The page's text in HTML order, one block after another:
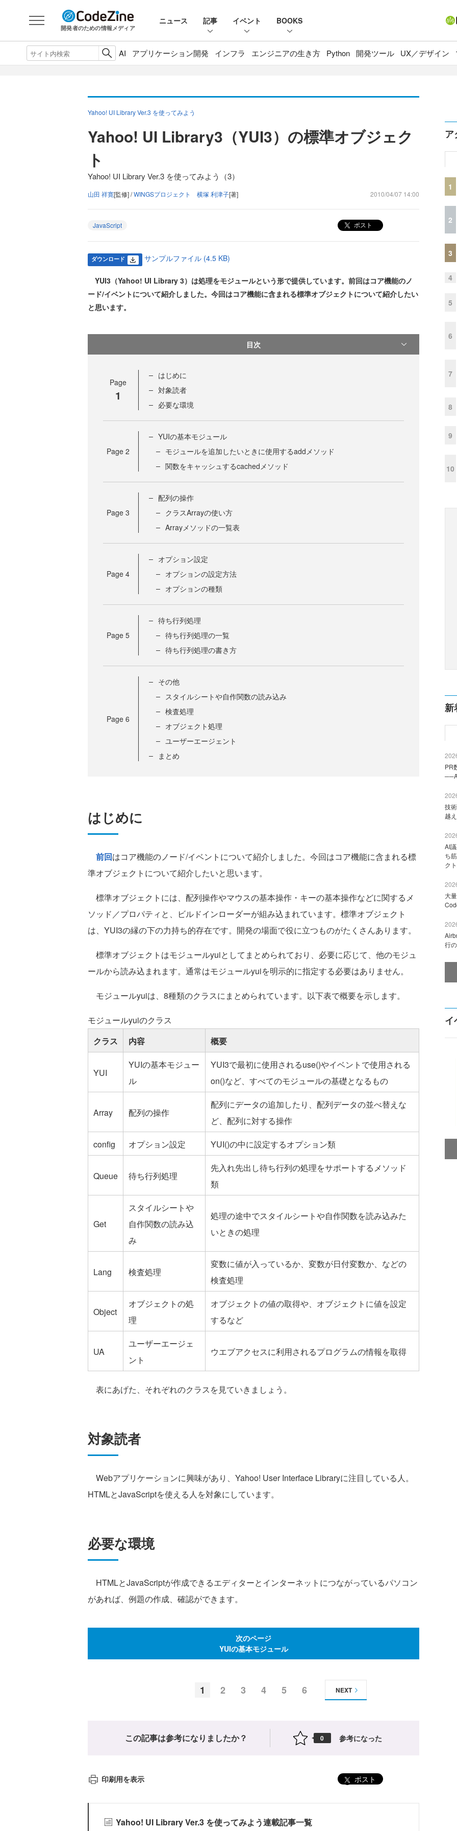
開発者のための情報メディア
ニュース 記事 イベント BOOKS
AI アプリケーション開発 インフラ エンジニアの生き方 Python 開発ツール UX／デザイン
Yahoo! UI Library Ver.3 を使ってみよう
Yahoo! UI Library3（YUI3）の標準オブジェク
ト
Yahoo! UI Library Ver.3 を使ってみよう（3）
山田 祥寛[監修] /WINGSプロジェクト 横塚 利津子[著] 2010/04/07 14:00
JavaScript ポスト
ダウンロード サンプルファイル (4.5 KB)
YUI3（Yahoo! UI Library 3）は処理をモジュールという形で提供しています。前回はコア機能のノ
ード/イベントについて紹介しました。今回はコア機能に含まれる標準オブジェクトについて紹介したい
と思います。
目次
Page
1
はじめに
対象読者
必要な環境
Page 2
YUIの基本モジュール
モジュールを追加したいときに使用するaddメソッド
関数をキャッシュするcachedメソッド
Page 3
配列の操作
クラスArrayの使い方
Arrayメソッドの一覧表
Page 4
オプション設定
オプションの設定方法
オプションの種類
Page 5
待ち行列処理
待ち行列処理の一覧
待ち行列処理の書き方
Page 6
その他
スタイルシートや自作関数の読み込み
検査処理
オブジェクト処理
ユーザーエージェント
まとめ
はじめに
前回はコア機能のノード/イベントについて紹介しました。今回はコア機能に含まれる標
準オブジェクトについて紹介したいと思います。
標準オブジェクトには、配列操作やマウスの基本操作・キーの基本操作などに関するメ
ソッド／プロパティと、ビルドインローダーが組み込まれています。標準オブジェクト
は、YUI3の縁の下の力持ち的存在です。開発の場面で役に立つものがたくさんあります。
標準オブジェクトはモジュールyuiとしてまとめられており、必要に応じて、他のモジュ
ールから読み込まれます。通常はモジュールyuiを明示的に指定する必要はありません。
モジュールyuiは、8種類のクラスにまとめられています。以下表で概要を示します。
モジュールyuiのクラス
クラス
内容 概要
YUI
YUIの基本モジュー
ル
YUI3で最初に使用されるuse()やイベントで使用される
on()など、すべてのモジュールの基礎となるもの
Array 配列の操作
配列にデータの追加したり、配列データの並べ替えな
ど、配列に対する操作
config
オプション設定 YUI()の中に設定するオプション類
Queue 待ち行列処理
先入れ先出し待ち行列の処理をサポートするメソッド
類
Get
スタイルシートや
自作関数の読み込
み
処理の途中でスタイルシートや自作関数を読み込みた
いときの処理
Lang 検査処理
変数に値が入っているか、変数が日付変数か、などの
検査処理
Object
オブジェクトの処
理
オブジェクトの値の取得や、オブジェクトに値を設定
するなど
UA
ユーザーエージェ
ント
ウエブアクセスに利用されるプログラムの情報を取得
表にあげた、それぞれのクラスを見ていきましょう。
対象読者
Webアプリケーションに興味があり、Yahoo! User Interface Libraryに注目している人。
HTMLとJavaScriptを使える人を対象にしています。
必要な環境
HTMLとJavaScriptが作成できるエディターとインターネットにつながっているパソコン
があれば、例題の作成、確認ができます。
次のページ
YUIの基本モジュール
1 2 3 4 5 6 NEXT
この記事は参考になりましたか？ 0 参考になった
印刷用を表示 ポスト
Yahoo! UI Library Ver.3 を使ってみよう連載記事一覧
ア
1
2
3
4
5
6
7
8
9
10
新
PR
技
越
AI
ち
ク
大
行
イ